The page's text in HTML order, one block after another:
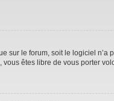
sur le forum, soit le logiciel
êtes libre de vous porter